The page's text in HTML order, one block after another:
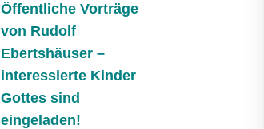
Öffentliche Vorträge
von Rudolf
Ebertshäuser –
interessierte Kinder
Gottes sind
eingeladen!